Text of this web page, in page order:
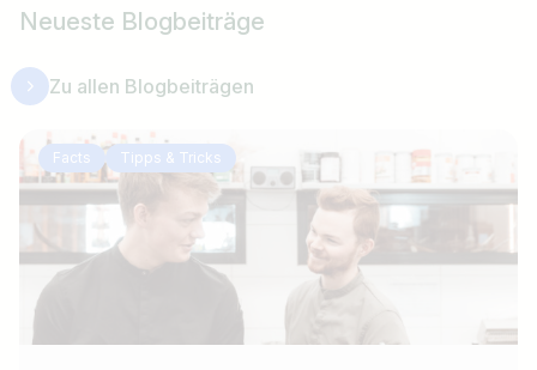
Neueste Blogbeiträge
Zu allen Blogbeiträgen
Facts Tipps & Tricks